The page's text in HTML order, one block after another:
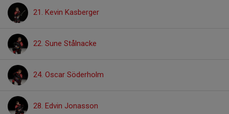
21. Kevin Kasberger
22. Sune Stålnacke
24. Oscar Söderholm
28. Edvin Jonasson